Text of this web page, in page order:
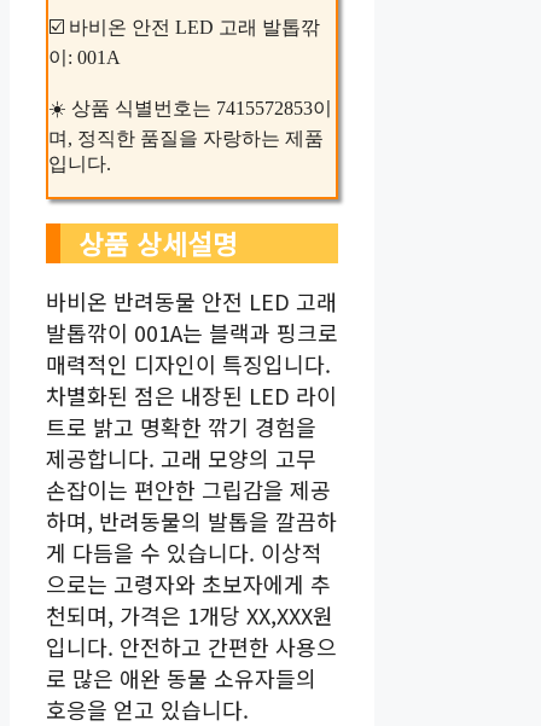
☑️ 바비온 안전 LED 고래 발톱깎
이: 001A
☀️ 상품 식별번호는 7415572853이
며, 정직한 품질을 자랑하는 제품
입니다.
상품 상세설명
바비온 반려동물 안전 LED 고래
발톱깎이 001A는 블랙과 핑크로
매력적인 디자인이 특징입니다.
차별화된 점은 내장된 LED 라이
트로 밝고 명확한 깎기 경험을
제공합니다. 고래 모양의 고무
손잡이는 편안한 그립감을 제공
하며, 반려동물의 발톱을 깔끔하
게 다듬을 수 있습니다. 이상적
으로는 고령자와 초보자에게 추
천되며, 가격은 1개당 XX,XXX원
입니다. 안전하고 간편한 사용으
로 많은 애완 동물 소유자들의
호응을 얻고 있습니다.